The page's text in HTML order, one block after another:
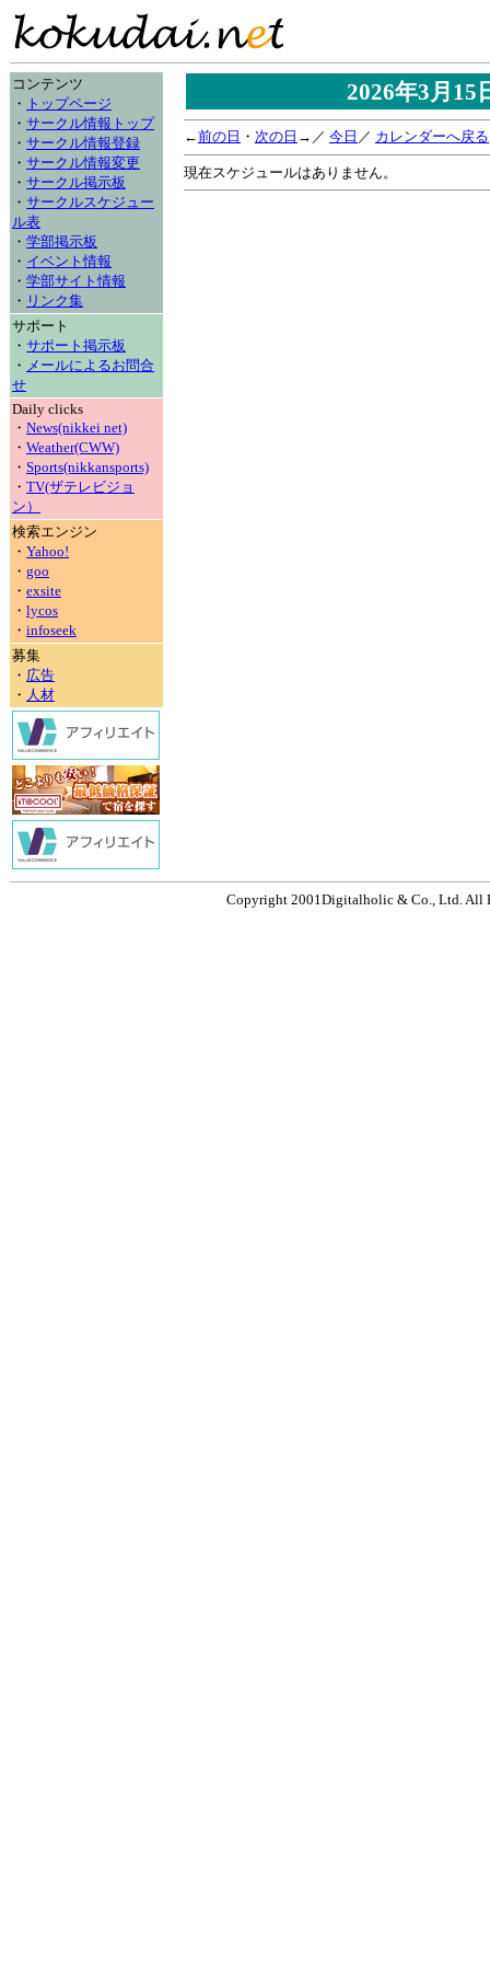
コンテンツ
・ トップページ
・ サークル情報トップ
・ サークル情報登録
・ サークル情報変更
・ サークル掲示板
・ サークルスケジュー
ル表
・ 学部掲示板
・ イベント情報
・ 学部サイト情報
・ リンク集
サポート
・ サポート掲示板
・ メールによるお問合
せ
Daily clicks
・ News(nikkei net)
・ Weather(CWW)
・ Sports(nikkansports)
・ TV(ザテレビジョ
ン）
検索エンジン
・ Yahoo!
・ goo
・ exsite
・ lycos
・ infoseek
募集
・ 広告
・ 人材
2026年3月
←前の日 ・ 次の日 →／ 今日 ／ カレンダーへ戻る
現在スケジュールはありません。
Copyright 2001Digitalholic & Co., Ltd. All